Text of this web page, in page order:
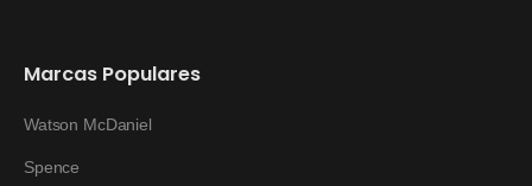
Marcas Populares
Watson McDaniel
Spence